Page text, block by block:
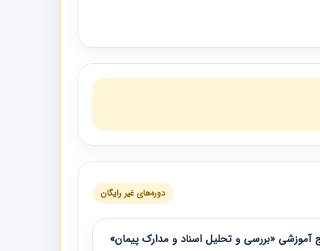
دوره‌های غیر رایگان
آموزشی «بررسی و تحلیل اسناد و مدارک پیمان»